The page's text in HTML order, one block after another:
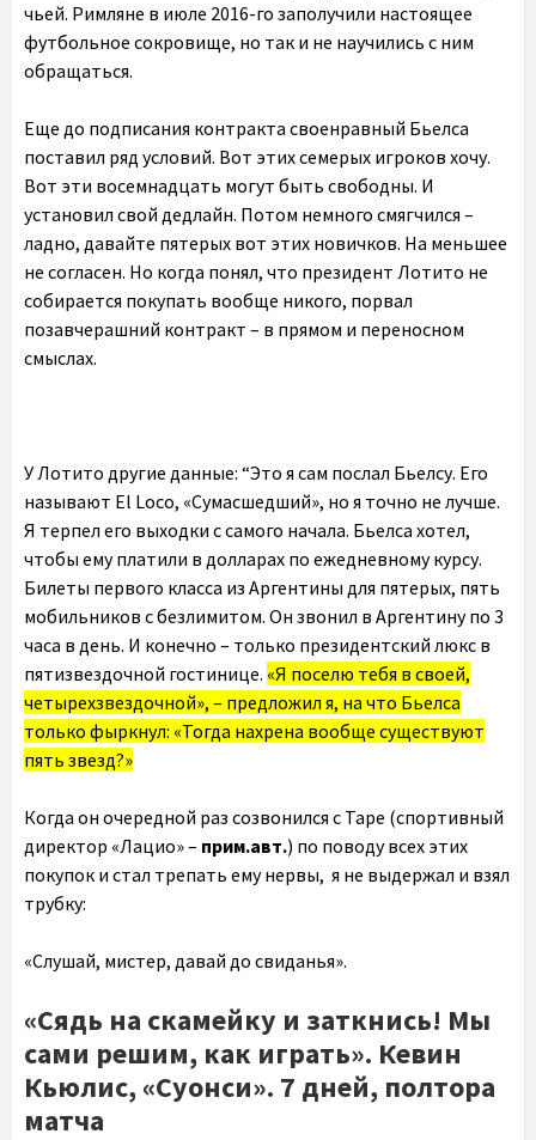
чьей. Римляне в июле 2016-го заполучили настоящее
футбольное сокровище, но так и не научились с ним
обращаться.
Еще до подписания контракта своенравный Бьелса
поставил ряд условий. Вот этих семерых игроков хочу.
Вот эти восемнадцать могут быть свободны. И
установил свой дедлайн. Потом немного смягчился –
ладно, давайте пятерых вот этих новичков. На меньшее
не согласен. Но когда понял, что президент Лотито не
собирается покупать вообще никого, порвал
позавчерашний контракт – в прямом и переносном
смыслах.
У Лотито другие данные: “Это я сам послал Бьелсу. Его
называют El Loco, «Сумасшедший», но я точно не лучше.
Я терпел его выходки с самого начала. Бьелса хотел,
чтобы ему платили в долларах по ежедневному курсу.
Билеты первого класса из Аргентины для пятерых, пять
мобильников с безлимитом. Он звонил в Аргентину по 3
часа в день. И конечно – только президентский люкс в
пятизвездочной гостинице. «Я поселю тебя в своей,
четырехзвездочной», – предложил я, на что Бьелса
только фыркнул: «Тогда нахрена вообще существуют
пять звезд?»
Когда он очередной раз созвонился с Таре (спортивный
директор «Лацио» – прим.авт.) по поводу всех этих
покупок и стал трепать ему нервы, я не выдержал и взял
трубку:
«Слушай, мистер, давай до свиданья».
«Сядь на скамейку и заткнись! Мы
сами решим, как играть». Кевин
Кьюлис, «Суонси». 7 дней, полтора
матча